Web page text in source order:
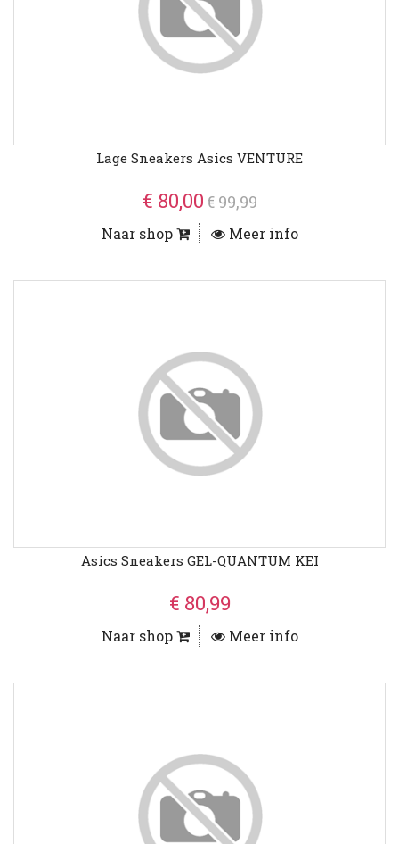
Lage Sneakers Asics VENTURE
€ 80,00€ 99,99
Naar shop Meer info
Asics Sneakers GEL-QUANTUM KEI
€ 80,99
Naar shop Meer info